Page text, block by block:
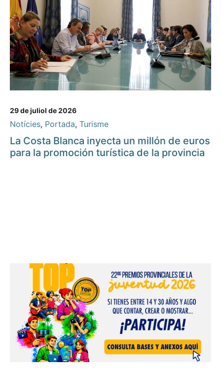
29 de juliol de 2026
Notícies, Portada, Turisme
La Costa Blanca inyecta un millón de euros
para la promoción turística de la provincia